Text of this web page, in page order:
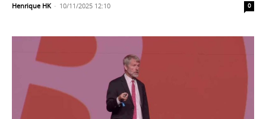
Henrique HK - 10/11/2025 12:10 0